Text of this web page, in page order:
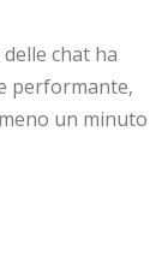
chat ha
performante,
un minuto